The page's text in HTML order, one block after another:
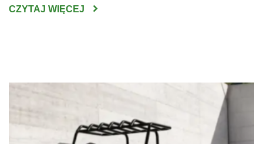
wielkopowierzchniowych przestrzeni bez użycia do tego
CZYTAJ WIĘCEJ